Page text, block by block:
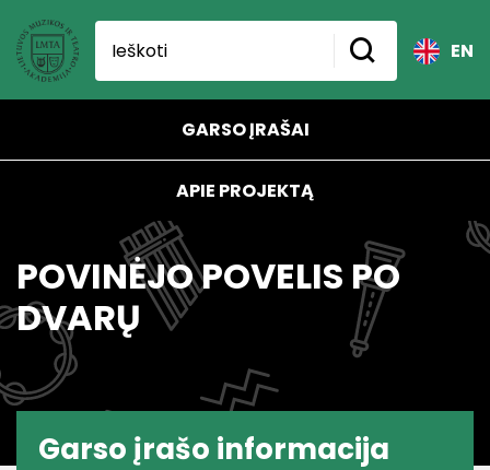
EN
GARSO ĮRAŠAI
APIE PROJEKTĄ
POVINĖJO POVELIS PO
DVARŲ
Garso įrašo informacija